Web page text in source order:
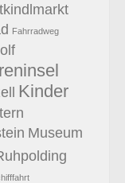
Fahrradweg
Kinder
Museum